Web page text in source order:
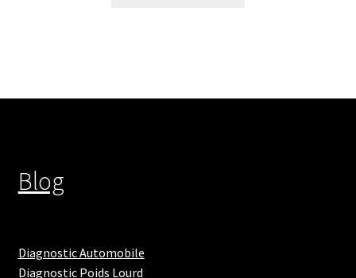
Blog
Diagnostic Automobile
Diagnostic Poids Lourd